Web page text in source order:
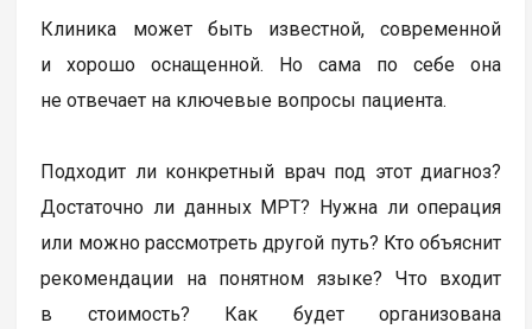
Клиника может быть известной, современной
и хорошо оснащенной. Но сама по себе она
не отвечает на ключевые вопросы пациента.
Подходит ли конкретный врач под этот диагноз?
Достаточно ли данных МРТ? Нужна ли операция
или можно рассмотреть другой путь? Кто объяснит
рекомендации на понятном языке? Что входит
в стоимость? Как будет организована